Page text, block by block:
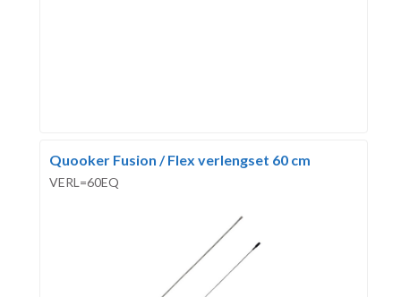
Quooker Fusion / Flex verlengset 60 cm
VERL=60EQ